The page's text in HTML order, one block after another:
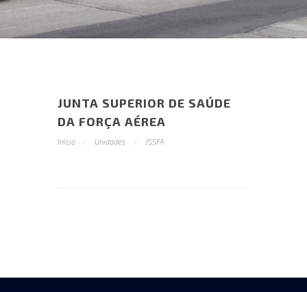
JUNTA SUPERIOR DE SAÚDE
DA FORÇA AÉREA
Início Unidades JSSFA